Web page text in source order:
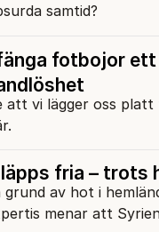
samtid?
fotbojor
vi lägger oss platt
fria –
av hot i
menar att